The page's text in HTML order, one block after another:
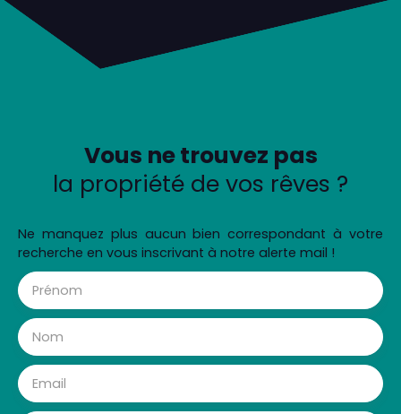
Vous ne trouvez pas
la propriété de vos rêves ?
Ne manquez plus aucun bien correspondant à votre
recherche en vous inscrivant à notre alerte mail !
Prénom
Nom
Email